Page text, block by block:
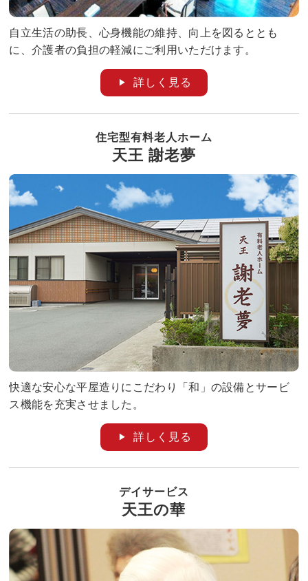
自立生活の助長、心身機能の維持、向上を図るととも
に、介護者の負担の軽減にご利用いただけます。
詳しく見る
住宅型有料老人ホーム
天王 謝老夢
快適な安心な平屋造りにこだわり「和」の設備とサービ
ス機能を充実させました。
詳しく見る
デイサービス
天王の華